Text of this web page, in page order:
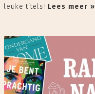
leuke titels! Lees meer »